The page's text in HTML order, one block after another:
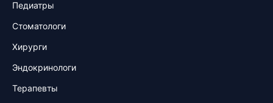
Педиатры
Стоматологи
Хирурги
Эндокринологи
Терапевты